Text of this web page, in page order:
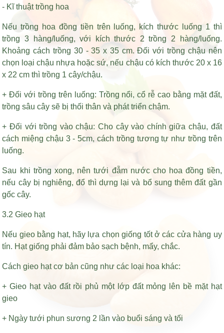
- Kĩ thuật trồng hoa
Nếu trồng hoa đồng tiền trên luống, kích thước luống 1 thì
trồng 3 hàng/luống, với kích thước 2 trồng 2 hàng/luống.
Khoảng cách trồng 30 - 35 x 35 cm. Đối với trồng chậu nên
chọn loại chậu nhựa hoặc sứ, nếu chậu có kích thước 20 x 16
x 22 cm thì trồng 1 cây/chậu.
+ Đối với trồng trên luống: Trồng nổi, cổ rễ cao bằng mặt đất,
trồng sâu cây sẽ bị thối thân và phát triển chậm.
+ Đối với trồng vào chậu: Cho cây vào chính giữa chậu, đất
cách miệng chậu 3 - 5cm, cách trồng tương tự như trồng trên
luống.
Sau khi trồng xong, nên tưới đẫm nước cho hoa đồng tiền,
nếu cây bị nghiêng, đổ thì dựng lại và bổ sung thêm đất gần
gốc cây.
3.2 Gieo hạt
Nếu gieo bằng hạt, hãy lựa chọn giống tốt ở các cửa hàng uy
tín. Hạt giống phải đảm bảo sạch bệnh, mẩy, chắc.
Cách gieo hạt cơ bản cũng như các loại hoa khác:
+ Gieo hạt vào đất rồi phủ một lớp đất mỏng lên bề mặt hạt
gieo
+ Ngày tưới phun sương 2 lần vào buổi sáng và tối